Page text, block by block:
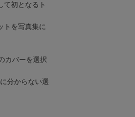
て初となるト
トを写真集に
カバーを選択
分からない選